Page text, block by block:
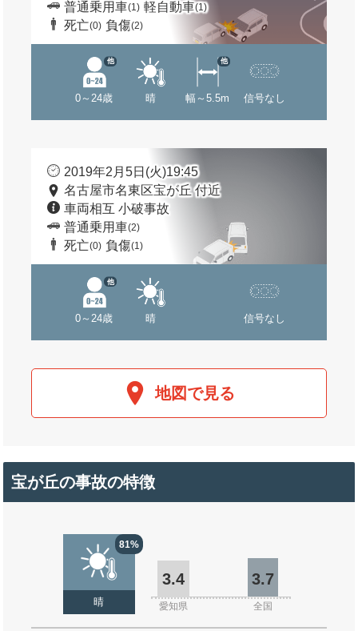
普通乗用車(1) 軽自動車(1)
死亡(0) 負傷(2)
0～24歳
他
晴 幅～5.5m
他
信号なし
2019年2月5日(火)19:45
名古屋市名東区宝が丘 付近
車両相互 小破事故
普通乗用車(2)
死亡(0) 負傷(1)
0～24歳
他
晴 信号なし
地図で見る
宝が丘の事故の特徴
81%
晴
3.4 3.7
愛知県 全国